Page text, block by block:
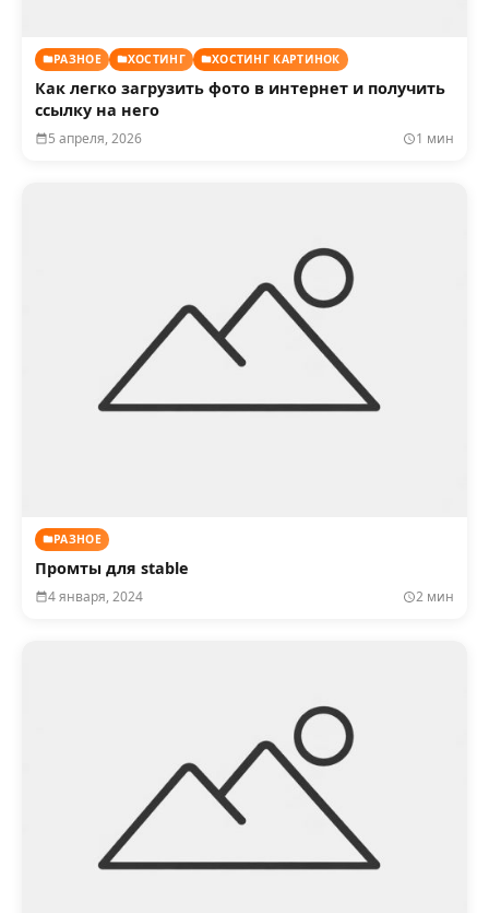
РАЗНОЕ ХОСТИНГ ХОСТИНГ КАРТИНОК
Как легко загрузить фото в интернет и получить
ссылку на него
5 апреля, 2026 1 мин
РАЗНОЕ
Промты для stable
4 января, 2024 2 мин